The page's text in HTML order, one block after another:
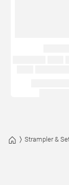
Strampler &